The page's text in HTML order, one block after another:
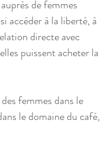
de femmes
accéder à la liberté, à
directe avec
puissent acheter la
femmes dans le
le domaine du café,